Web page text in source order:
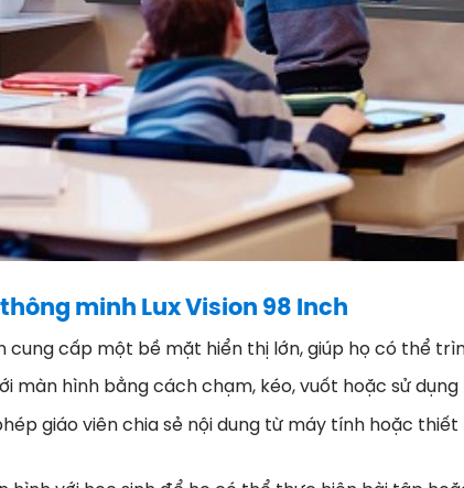
minh Lux Vision 98 Inch
cung cấp một bề mặt hiển thị lớn, giúp họ có thể
màn hình bằng cách chạm, kéo, vuốt hoặc sử
giáo viên chia sẻ nội dung từ máy tính hoặc